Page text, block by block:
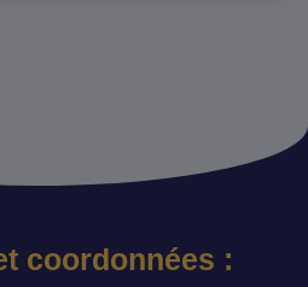
coordonnées :